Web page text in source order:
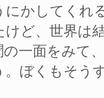
にかしてくれ
けど、世界は
一面をみて
。ぼくもそう